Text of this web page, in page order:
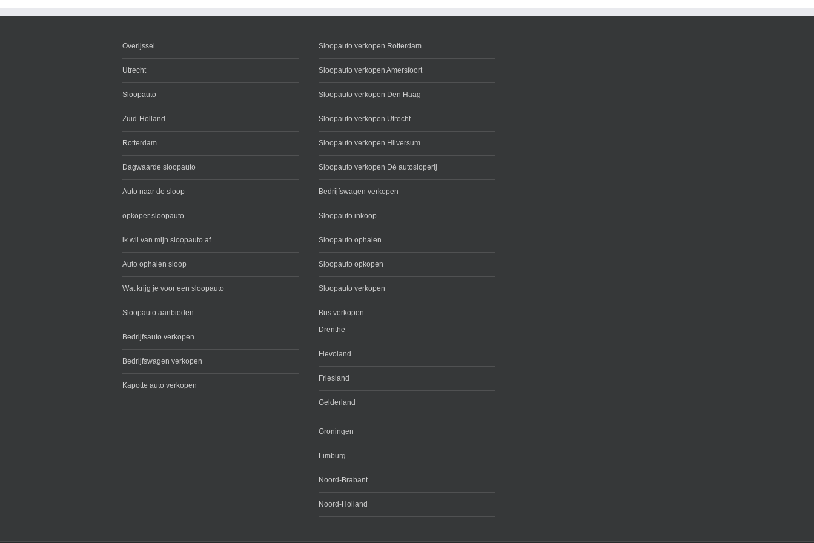
Overijssel
Utrecht
Sloopauto
Zuid-Holland
Rotterdam
Dagwaarde sloopauto
Auto naar de sloop
opkoper sloopauto
ik wil van mijn sloopauto af
Auto ophalen sloop
Wat krijg je voor een sloopauto
Sloopauto aanbieden
Bedrijfsauto verkopen
Bedrijfswagen verkopen
Kapotte auto verkopen
Sloopauto verkopen Rotterdam
Sloopauto verkopen Amersfoort
Sloopauto verkopen Den Haag
Sloopauto verkopen Utrecht
Sloopauto verkopen Hilversum
Sloopauto verkopen Dé autosloperij
Bedrijfswagen verkopen
Sloopauto inkoop
Sloopauto ophalen
Sloopauto opkopen
Sloopauto verkopen
Bus verkopen
Drenthe
Flevoland
Friesland
Gelderland
Groningen
Limburg
Noord-Brabant
Noord-Holland